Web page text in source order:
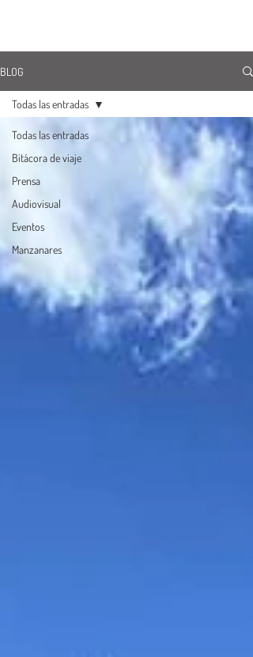
BLOG
Todas las entradas
Bitácora de viaje
Prensa
Audiovisual
Eventos
Manzanares
Todas las entradas